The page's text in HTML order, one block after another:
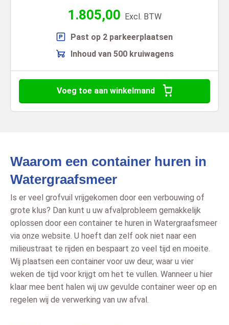
1.805,00 Excl. BTW
Past op 2 parkeerplaatsen
Inhoud van 500 kruiwagens
Voeg toe aan winkelmand
Waarom een container huren in
Watergraafsmeer
Is er veel grofvuil vrijgekomen door een verbouwing of
grote klus? Dan kunt u uw afvalprobleem gemakkelijk
oplossen door een container te huren in Watergraafsmeer
via onze website. U hoeft dan zelf ook niet naar een
milieustraat te rijden en bespaart zo veel tijd en moeite.
Wij plaatsen een container voor uw deur, waar u vier
weken de tijd voor krijgt om het te vullen. Wanneer u hier
klaar mee bent halen wij uw gevulde container weer op en
regelen wij de verwerking van uw afval.